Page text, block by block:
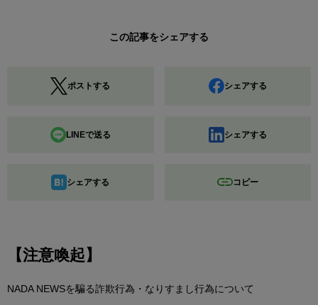
この記事をシェアする
ポストする シェアする
LINEで送る シェアする
シェアする コピー
【注意喚起】
NADA NEWSを騙る詐欺行為・なりすまし行為について